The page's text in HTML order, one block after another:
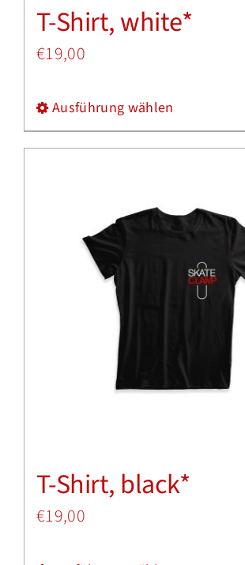
T-Shirt, white*
€19,00
Ausführung wählen
Produkt
mehrere
Varianten
auf.
Optionen
auf
gewählt
T-Shirt, black*
€19,00